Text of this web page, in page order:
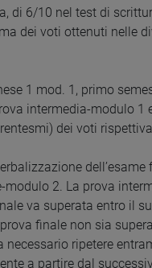
di 6/10 nel test di
dei voti ottenuti nelle
1 mod. 1, primo
intermedia-modulo 1
dei voti
dell’esame
2. La prova
va superata entro il
finale non sia
ripetere
a partire dal